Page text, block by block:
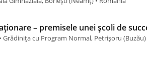
– premisele unei școli de
Grădinița cu Program Normal, Petrișoru (Buzău)